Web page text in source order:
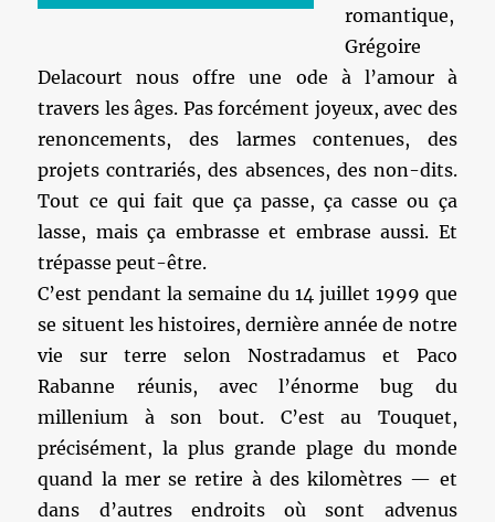
romantique,
Grégoire
Delacourt nous offre une ode à l’amour à
travers les âges. Pas forcément joyeux, avec des
renoncements, des larmes contenues, des
projets contrariés, des absences, des non-dits.
Tout ce qui fait que ça passe, ça casse ou ça
lasse, mais ça embrasse et embrase aussi. Et
trépasse peut-être.
C’est pendant la semaine du 14 juillet 1999 que
se situent les histoires, dernière année de notre
vie sur terre selon Nostradamus et Paco
Rabanne réunis, avec l’énorme bug du
millenium à son bout. C’est au Touquet,
précisément, la plus grande plage du monde
quand la mer se retire à des kilomètres — et
dans d’autres endroits où sont advenus